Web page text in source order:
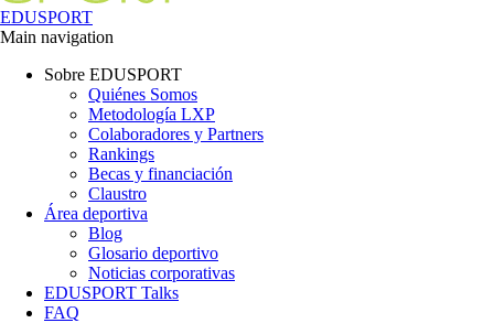
EDUSPORT
Main navigation
Sobre EDUSPORT
Quiénes Somos
Metodología LXP
Colaboradores y Partners
Rankings
Becas y financiación
Claustro
Área deportiva
Blog
Glosario deportivo
Noticias corporativas
EDUSPORT Talks
FAQ